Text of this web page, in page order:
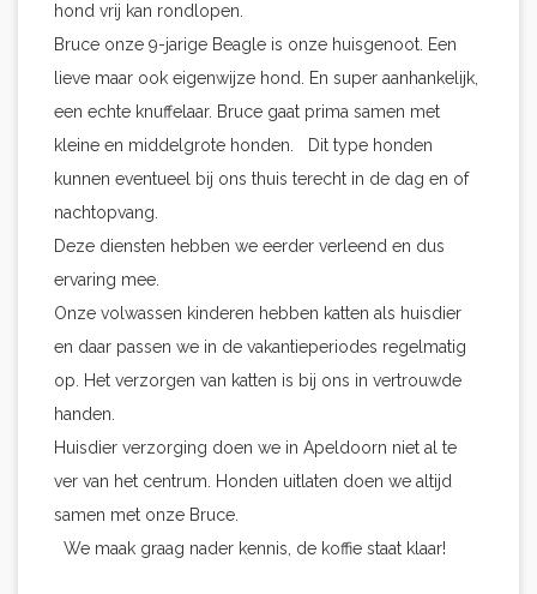
hond vrij kan rondlopen.
Bruce onze 9-jarige Beagle is onze huisgenoot. Een
lieve maar ook eigenwijze hond. En super aanhankelijk,
een echte knuffelaar. Bruce gaat prima samen met
kleine en middelgrote honden. Dit type honden
kunnen eventueel bij ons thuis terecht in de dag en of
nachtopvang.
Deze diensten hebben we eerder verleend en dus
ervaring mee.
Onze volwassen kinderen hebben katten als huisdier
en daar passen we in de vakantieperiodes regelmatig
op. Het verzorgen van katten is bij ons in vertrouwde
handen.
Huisdier verzorging doen we in Apeldoorn niet al te
ver van het centrum. Honden uitlaten doen we altijd
samen met onze Bruce.
We maak graag nader kennis, de koffie staat klaar!